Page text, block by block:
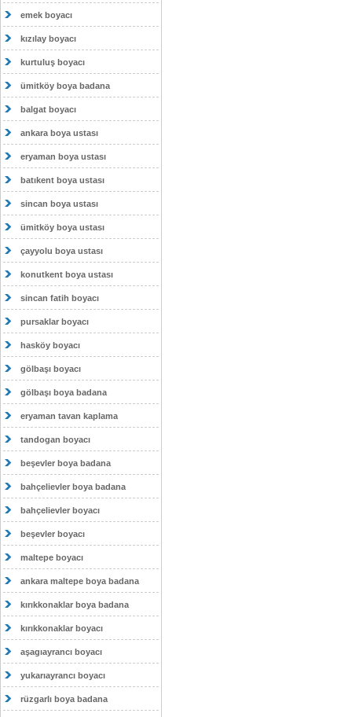
emek boyacı
kızılay boyacı
kurtuluş boyacı
ümitköy boya badana
balgat boyacı
ankara boya ustası
eryaman boya ustası
batıkent boya ustası
sincan boya ustası
ümitköy boya ustası
çayyolu boya ustası
konutkent boya ustası
sincan fatih boyacı
pursaklar boyacı
hasköy boyacı
gölbaşı boyacı
gölbaşı boya badana
eryaman tavan kaplama
tandogan boyacı
beşevler boya badana
bahçelievler boya badana
bahçelievler boyacı
beşevler boyacı
maltepe boyacı
ankara maltepe boya badana
kırıkkonaklar boya badana
kırıkkonaklar boyacı
aşagıayrancı boyacı
yukarıayrancı boyacı
rüzgarlı boya badana